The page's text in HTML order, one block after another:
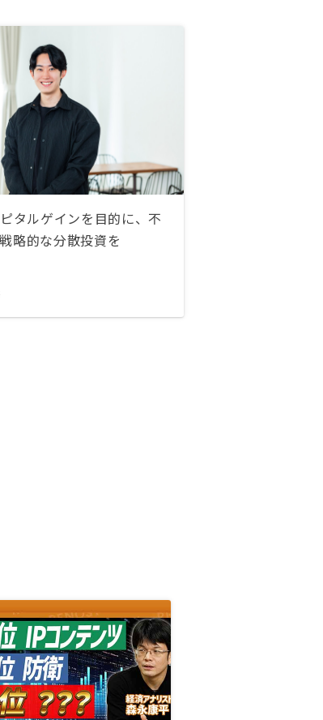
タルゲインを目的に、不
略的な分散投資を